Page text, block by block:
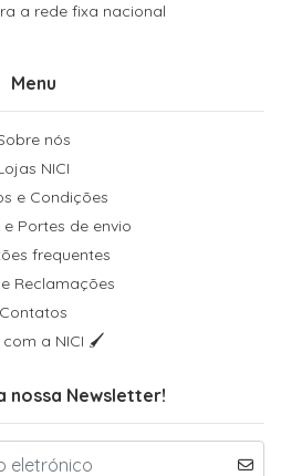
a rede fixa nacional
Menu
nós
NICI
e Condições
e Portes de envio
frequentes
Reclamações
Contatos
com a NICI 🖌
nossa Newsletter!